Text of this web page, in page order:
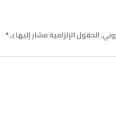
الحقول الإلزامية مشار إليها بـ*